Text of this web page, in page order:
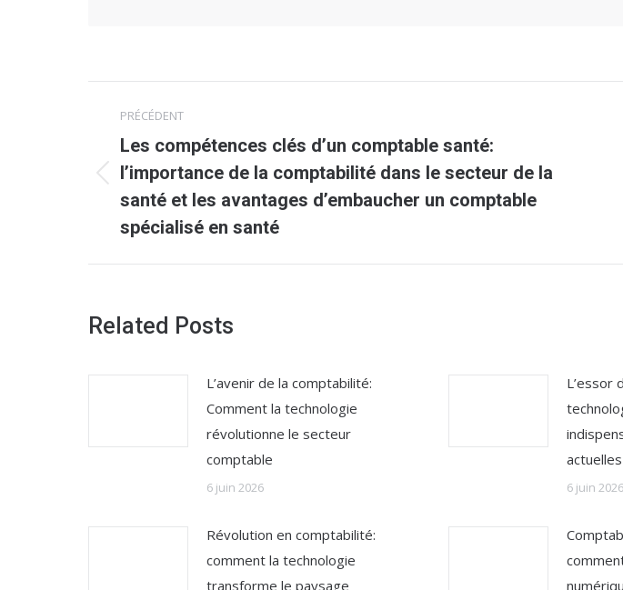
Navigation
article
PRÉCÉDENT
Article
précédent
:
Les compétences clés d’un comptable santé:
l’importance de la comptabilité dans le secteur de la
santé et les avantages d’embaucher un comptable
spécialisé en santé
Related Posts
L’avenir de la comptabilité:
Comment la technologie
révolutionne le secteur
comptable
6 juin 2026
L’essor
actuelles
6 juin 2026
Révolution en comptabilité:
comment la technologie
transforme le paysage